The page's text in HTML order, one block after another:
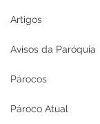
Artigos
Avisos da Paróquia
Párocos
Pároco Atual